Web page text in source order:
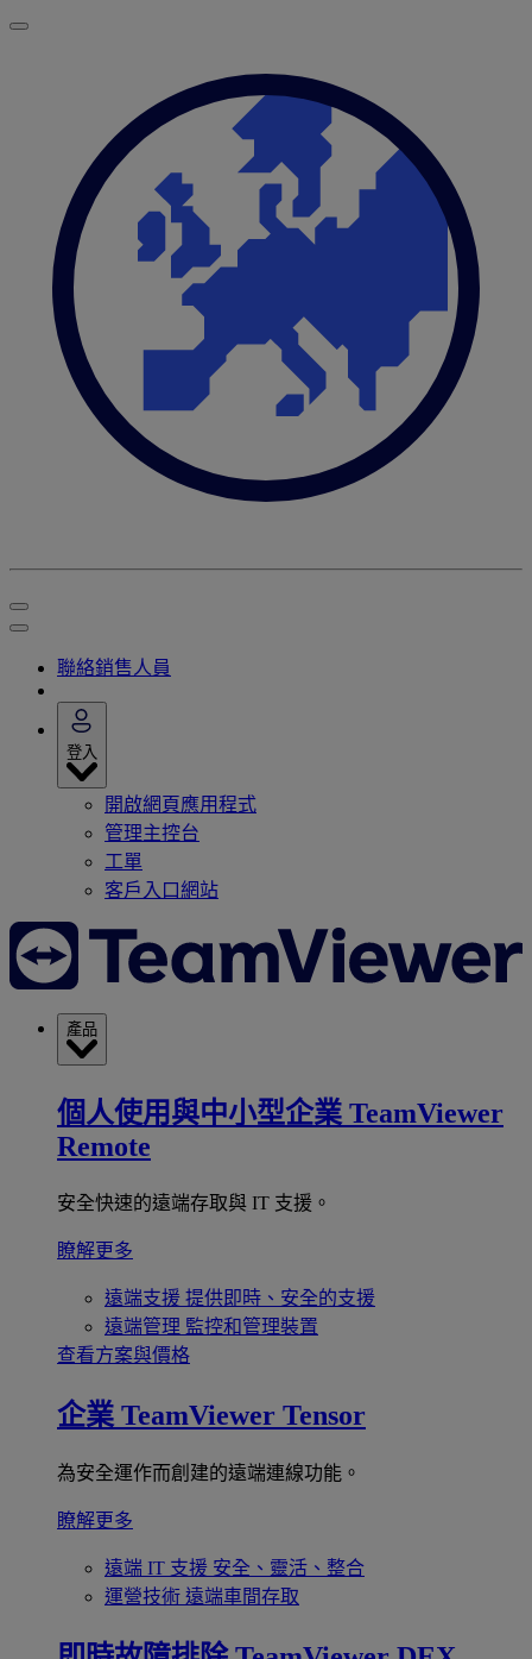
聯絡銷售人員
登入
開啟網頁應用程式
管理主控台
工單
客戶入口網站
產品
個人使用與中小型企業 TeamViewer
Remote
安全快速的遠端存取與 IT 支援。
瞭解更多
遠端支援 提供即時、安全的支援
遠端管理 監控和管理裝置
查看方案與價格
企業 TeamViewer Tensor
為安全運作而創建的遠端連線功能。
瞭解更多
遠端 IT 支援 安全、靈活、整合
運營技術 遠端車間存取